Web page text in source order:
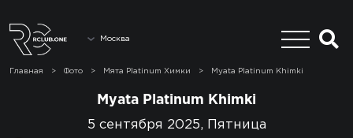
Москва
Главная > Фото > Мята Platinum Химки > Myata Platinum Khimki
Myata Platinum Khimki
5 сентября 2025, Пятница